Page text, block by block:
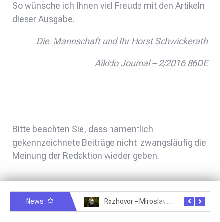
So wünsche ich Ihnen viel Freude mit den Artikeln
dieser Ausgabe.
Die Mannschaft und Ihr Horst Schwickerath
Aikido Journal – 2/2016 86DE
Bitte beachten Sie, dass namentlich
gekennzeichnete Beiträge nicht zwangsläufig die
Meinung der Redaktion wieder geben.
News Rozhovor – Miroslav Šmíd – 22.3.2025